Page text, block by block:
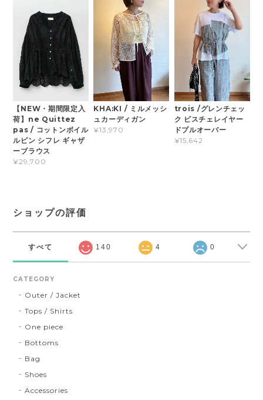
【NEW・期間限定入
荷】ne Quittez
pas / コットンボイル
ルピン シフレ ギャザ
ーブラウス
¥29,700
KHA:KI / ミルメッシ
ュカーディガン
¥13,970
trois /グレンチェッ
ク ビスチェレイヤー
ドプルオーバー
¥15,642
ショップの評価
すべて 140 4 0
CATEGORY
Outer / Jacket
Tops / Shirts
One piece
Bottoms
Bag
Shoes
Accessories